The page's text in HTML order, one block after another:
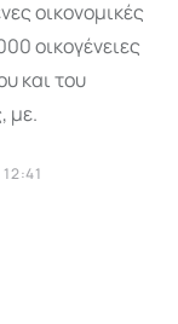
οικονομικές
οικογένειες
και του
με.